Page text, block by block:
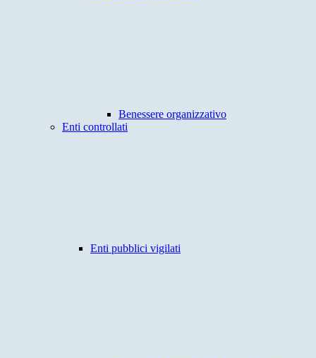
Benessere organizzativo
Enti controllati
Enti pubblici vigilati